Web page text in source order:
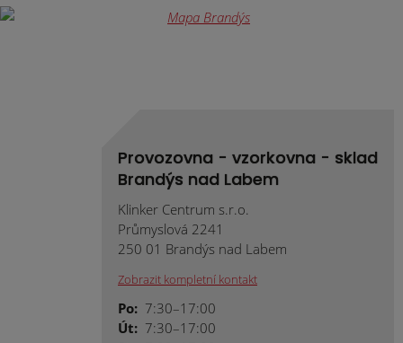
Provozovna - vzorkovna - sklad
Brandýs nad Labem
Klinker Centrum s.r.o.
Průmyslová 2241
250 01 Brandýs nad Labem
Zobrazit kompletní kontakt
Po: 7:30–17:00
Út: 7:30–17:00